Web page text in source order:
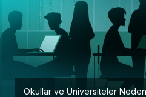
Okullar ve Üniversiteler Neden